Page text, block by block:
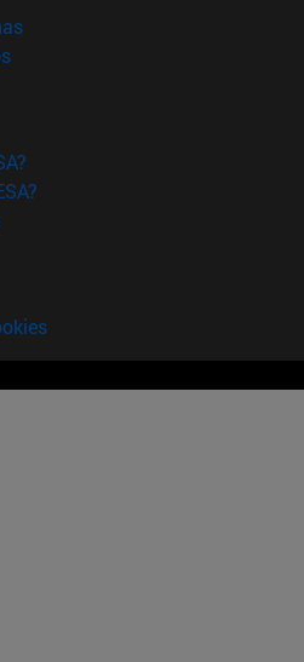
(abre en nueva ventana)
(abre en nueva ventana)